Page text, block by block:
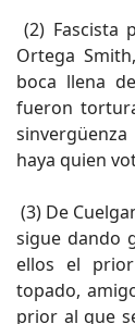
(2) Fascista
Ortega
boca llena
fueron
haya quien
(3) De
sigue dando
ellos el
topado,
prior al que